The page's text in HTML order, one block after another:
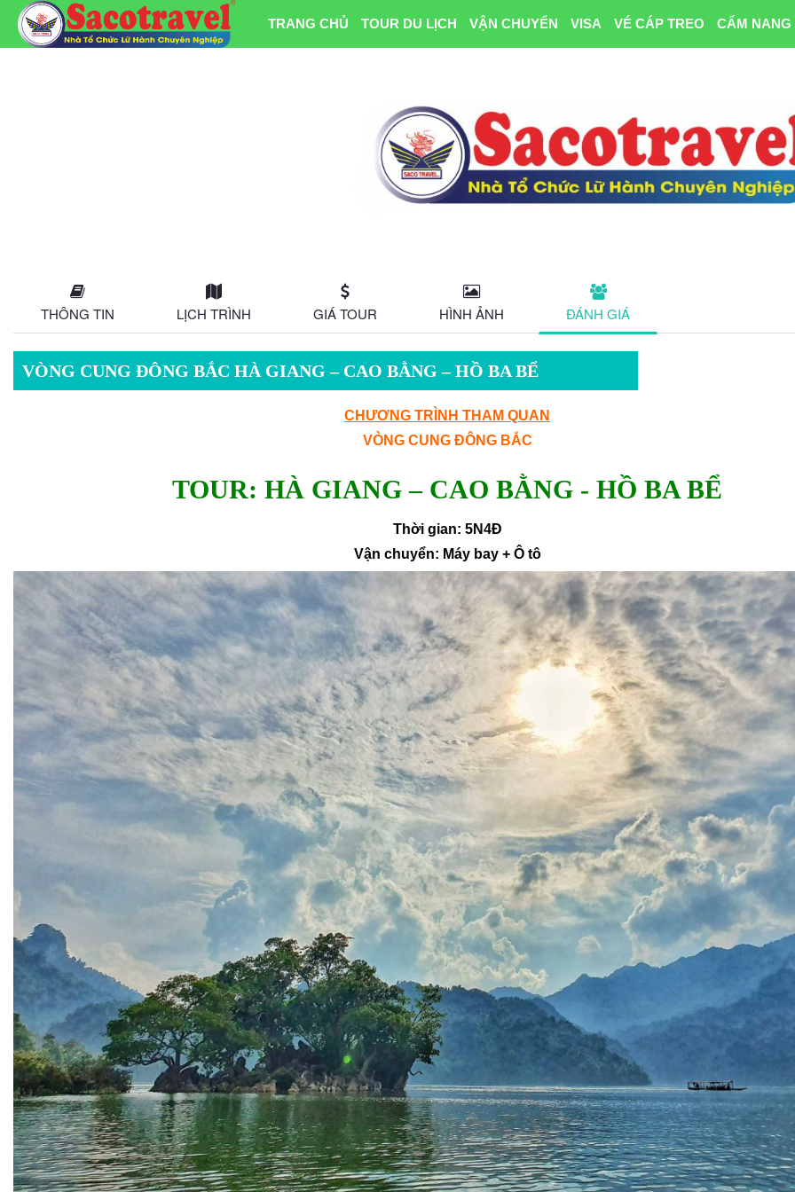
TRANG CHỦ TOUR DU LỊCH VẬN CHUYỂN VISA VÉ CÁP TREO CẨM NANG
THÔNG TIN LỊCH TRÌNH GIÁ TOUR HÌNH ẢNH ĐÁNH GIÁ
VÒNG CUNG ĐÔNG BẮC HÀ GIANG – CAO BẰNG – HỒ BA BỂ
CHƯƠNG TRÌNH THAM QUAN
VÒNG CUNG ĐÔNG BẮC
TOUR: HÀ GIANG – CAO BẰNG - HỒ BA BỂ
Thời gian: 5N4Đ
Vận chuyển: Máy bay + Ô tô